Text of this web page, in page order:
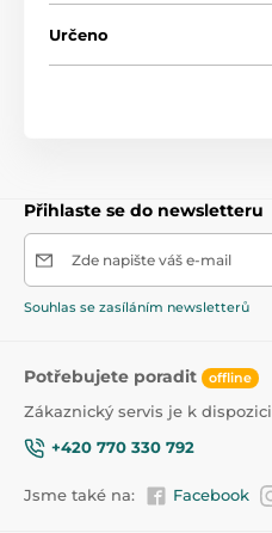
Určeno
Přihlaste se do newsletteru
Zde napište váš e-mail
Souhlas se zasíláním newsletterů
Potřebujete poradit offline
Zákaznický servis je k dispozici
+420 770 330 792
Jsme také na: Facebook